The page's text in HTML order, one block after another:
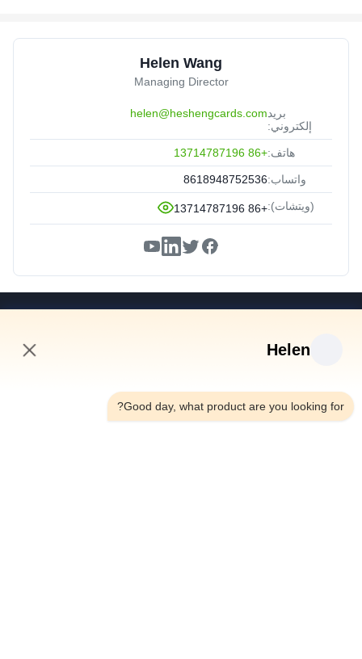
Helen Wang
Managing Director
بريد
إلكتروني:
helen@heshengcards.com
هاتف:+86 13714787196
واتساب:8618948752536
(ويتشات):+86 13714787196
أشرطة فيديو
معلومات عنا
Helen
Good day, what product are you looking for?